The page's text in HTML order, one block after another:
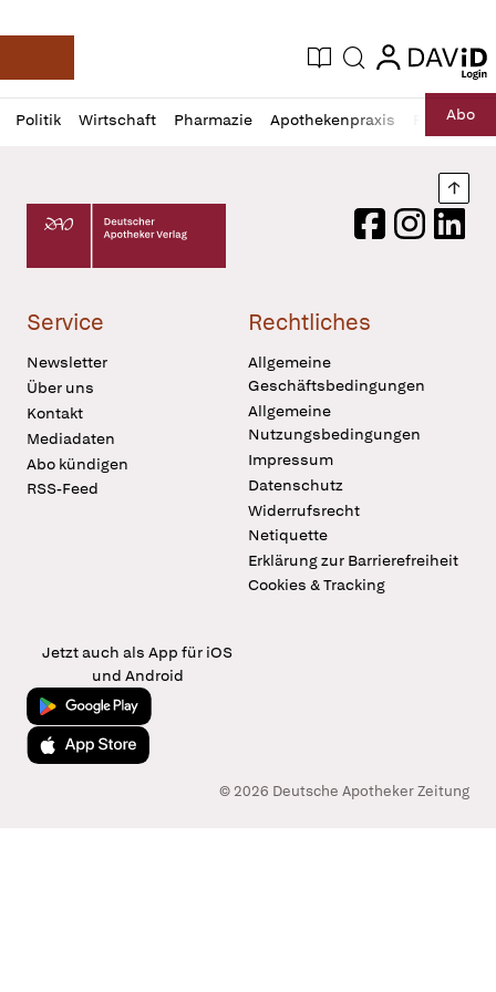
Deutsche Apotheker Zeitung
Aktuelle Ausgabe
Suche login
login
Politik Wirtschaft Pharmazie Apothekenpraxis RechtAbo
Profil
öffnen
Daz
Pur
Deutscher Apotheker Verlag Logo
FacebookInstagram
Service
Newsletter
Über uns
Kontakt
Mediadaten
Abo kündigen
RSS-Feed
Rechtliches
Allgemeine
Geschäftsbedingungen
Allgemeine
Nutzungsbedingungen
Impressum
Datenschutz
Widerrufsrecht
Netiquette
Erklärung zur Barrierefreiheit
Cookies & Tracking
Jetzt auch als App für iOS
und Android
Jetzt bei Google Play
Laden im App Store
© 2026 Deutsche Apotheker Zeitung